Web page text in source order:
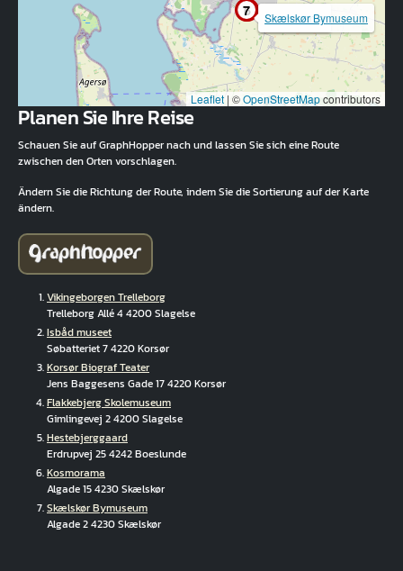
6
7 Kosmorama
Skælskør Bymuseum
Leaflet | ©OpenStreetMapcontributors
Planen Sie Ihre Reise
Schauen Sie auf GraphHopper nach und lassen Sie sich eine Route
zwischen den Orten vorschlagen.
Ändern Sie die Richtung der Route, indem Sie die Sortierung auf der Karte
ändern.
Vikingeborgen Trelleborg
Trelleborg Allé 4 4200 Slagelse
Isbåd museet
Søbatteriet 7 4220 Korsør
Korsør Biograf Teater
Jens Baggesens Gade 17 4220 Korsør
Flakkebjerg Skolemuseum
Gimlingevej 2 4200 Slagelse
Hestebjerggaard
Erdrupvej 25 4242 Boeslunde
Kosmorama
Algade 15 4230 Skælskør
Skælskør Bymuseum
Algade 2 4230 Skælskør